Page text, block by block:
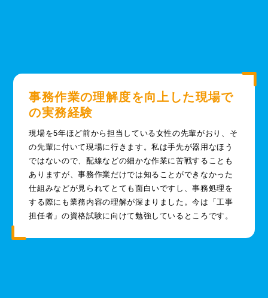
事務作業の理解度を向上した現場で
の実務経験
現場を5年ほど前から担当している女性の先輩がおり、そ
の先輩に付いて現場に行きます。私は手先が器用なほう
ではないので、配線などの細かな作業に苦戦することも
ありますが、事務作業だけでは知ることができなかった
仕組みなどが見られてとても面白いですし、事務処理を
する際にも業務内容の理解が深まりました。今は「工事
担任者」の資格試験に向けて勉強しているところです。